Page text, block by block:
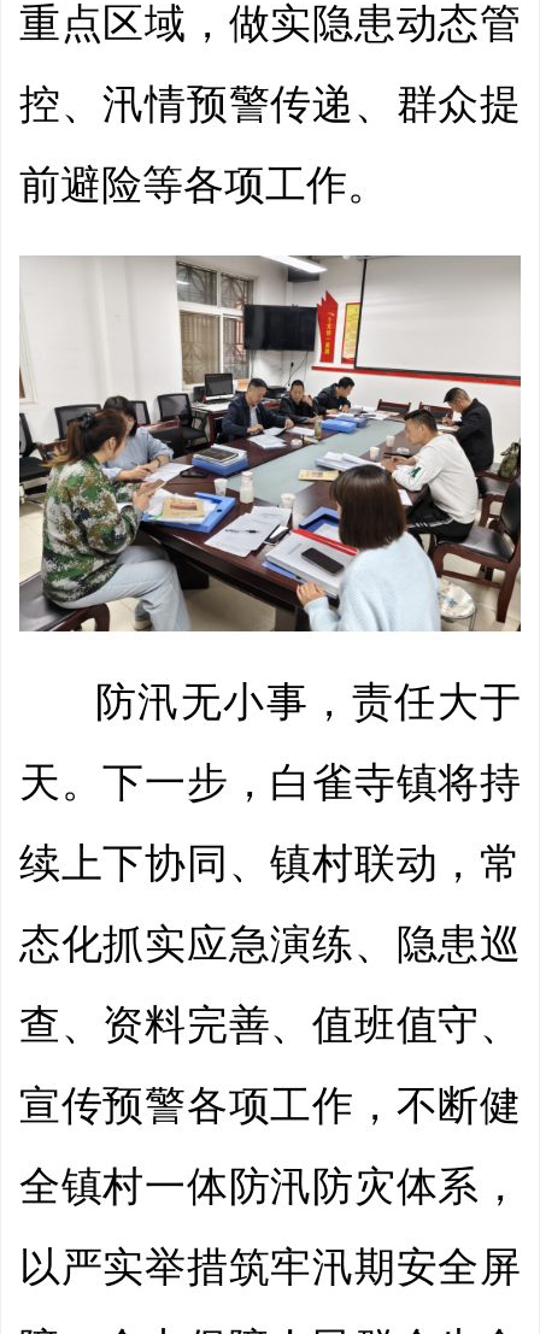
重点区域，做实隐患动态管
控、汛情预警传递、群众提
前避险等各项工作。
防汛无小事，责任大于
天。下一步，白雀寺镇将持
续上下协同、镇村联动，常
态化抓实应急演练、隐患巡
查、资料完善、值班值守、
宣传预警各项工作，不断健
全镇村一体防汛防灾体系，
以严实举措筑牢汛期安全屏